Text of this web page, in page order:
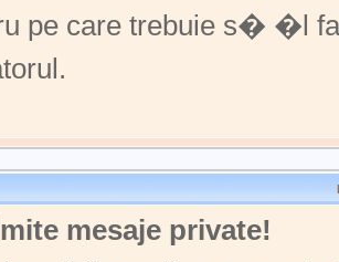
pe care trebuie s� �l
mesaje private!